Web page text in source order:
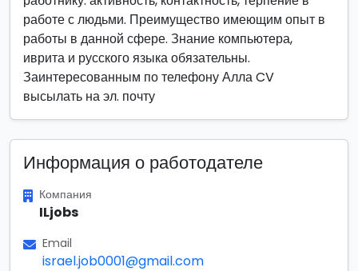
работе с людьми. Преимущество имеющим опыт в
работы в данной сфере. Знание компьютера,
иврита и русского языка обязательны.
Заинтересованным по телефону Алла CV
высылать на эл. почту
Информация о работодателе
Компания
ILjobs
Email
israel.job0001@gmail.com